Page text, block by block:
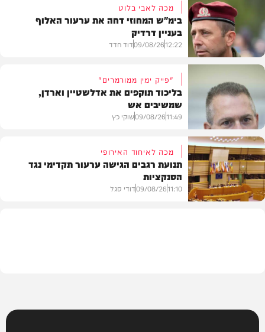
חדשות
מכה לאבי בלוט
בימ"ש המחוזי דחה את ערעור האלוף
בעניין דרדיק
12:22
09/08/26דוד חדד
חדשות
"פייק ימין ממורמרים"
בליכוד תוקפים את אדלשטיין וארדן,
שמשיבים אש
11:49
09/08/26שוקי כץ
מכה לאיחוד האירופי
תנועת רגבים הגישה ערעור תקדימי נגד
הסנקציות
11:10
09/08/26דודי סגל